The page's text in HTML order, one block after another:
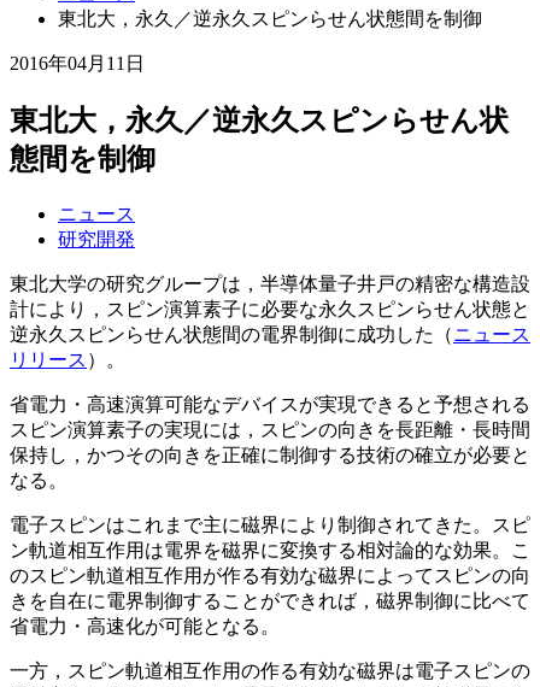
東北大，永久／逆永久スピンらせん状態間を制御
2016年04月11日
東北大，永久／逆永久スピンらせん状
態間を制御
ニュース
研究開発
東北大学の研究グループは，半導体量子井戸の精密な構造設
計により，スピン演算素子に必要な永久スピンらせん状態と
逆永久スピンらせん状態間の電界制御に成功した（ニュース
リリース ）。
省電力・高速演算可能なデバイスが実現できると予想される
スピン演算素子の実現には，スピンの向きを長距離・長時間
保持し，かつその向きを正確に制御する技術の確立が必要と
なる。
電子スピンはこれまで主に磁界により制御されてきた。スピ
ン軌道相互作用は電界を磁界に変換する相対論的な効果。こ
のスピン軌道相互作用が作る有効な磁界によってスピンの向
きを自在に電界制御することができれば，磁界制御に比べて
省電力・高速化が可能となる。
一方，スピン軌道相互作用の作る有効な磁界は電子スピンの